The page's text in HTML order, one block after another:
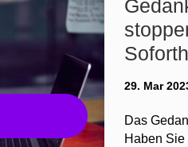
29. Mar
Das
Haben